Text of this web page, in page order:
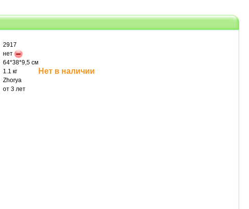
2917
нет
64*38*9,5 см
1.1 кг
Zhorya
от 3 лет
Нет в наличии